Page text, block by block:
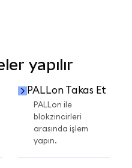
yapılır
PALLon Takas Et
PALLon ile
blokzincirleri
arasında işlem
yapın.